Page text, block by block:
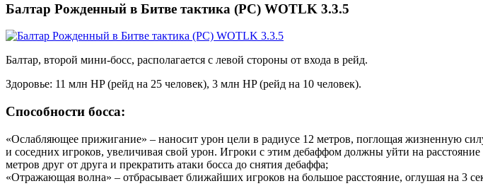
Балтар Рожденный в Битве тактика (РС) WOTLK 3.3.5
Балтар, второй мини-босс, располагается с левой стороны от входа в рейд.
Здоровье: 11 млн HP (рейд на 25 человек), 3 млн HP (рейд на 10 человек).
Способности босса:
«Ослабляющее прижигание» – наносит урон цели в радиусе 12 метров, поглощая жизненную
и соседних игроков, увеличивая свой урон. Игроки с этим дебаффом должны уйти на расстояние
метров друг от друга и прекратить атаки босса до снятия дебаффа;
«Отражающая волна» – отбрасывает ближайших игроков на большое расстояние, оглушая на 3